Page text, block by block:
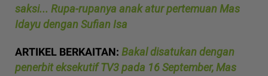
saksi... Rupa-rupanya anak atur pertemuan Mas
Idayu dengan Sufian Isa
ARTIKEL BERKAITAN: Bakal disatukan dengan
penerbit eksekutif TV3 pada 16 September, Mas